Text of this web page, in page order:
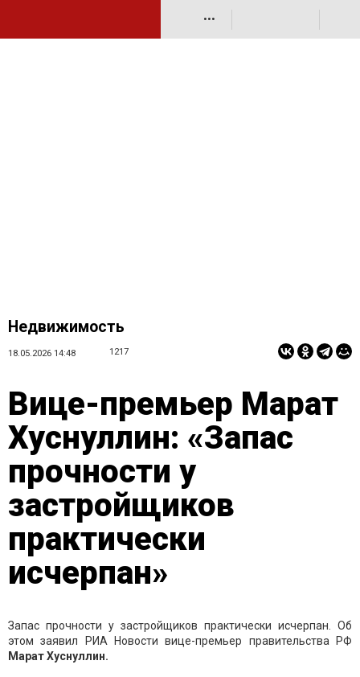
•••
Недвижимость
18.05.2026 14:48 1217
Вице-премьер Марат
Хуснуллин: «Запас
прочности у
застройщиков
практически
исчерпан»
Запас прочности у застройщиков практически исчерпан. Об
этом заявил РИА Новости вице-премьер правительства РФ
Марат Хуснуллин.